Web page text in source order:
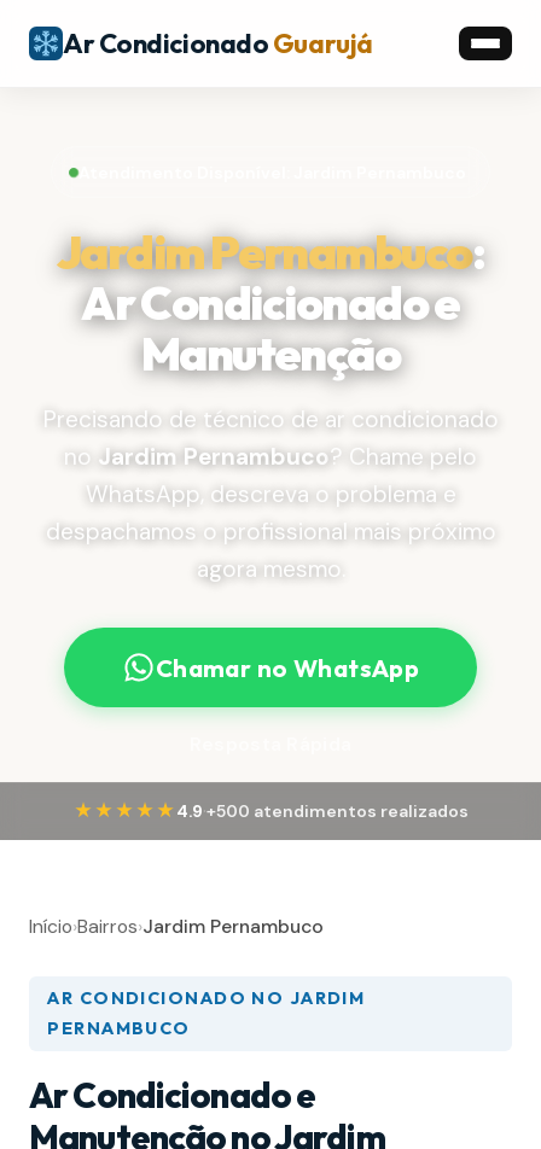
Ar CondicionadoGuarujá
Atendimento Disponível: Jardim Pernambuco
Jardim Pernambuco:
Ar Condicionado e
Manutenção
Precisando de técnico de ar condicionado
no Jardim Pernambuco? Chame pelo
WhatsApp, descreva o problema e
despachamos o profissional mais próximo
agora mesmo.
Chamar no WhatsApp
★★★★★ 4.9·+500 atendimentos realizados
Início›Bairros›Jardim Pernambuco
AR CONDICIONADO NO JARDIM
PERNAMBUCO
Ar Condicionado e
Manutenção no Jardim